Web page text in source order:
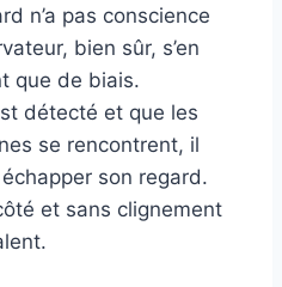
n’a pas conscience
bien sûr, s’en
que de biais.
détecté et que les
se rencontrent, il
son regard.
et sans clignement